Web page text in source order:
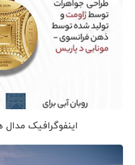
اینفوگرافیک